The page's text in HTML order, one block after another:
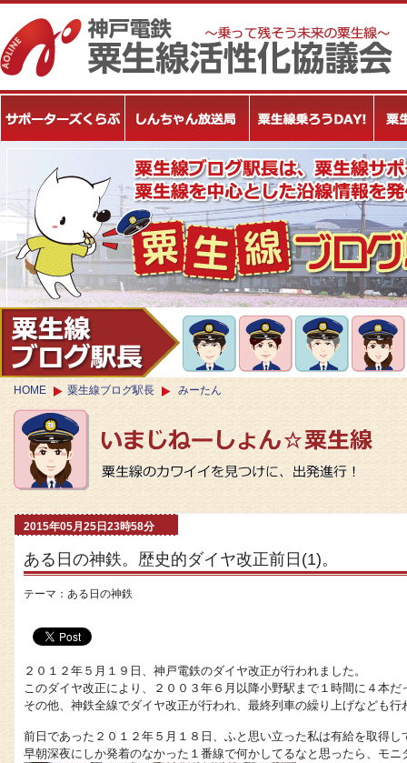
HOME 粟生線ブログ駅長 みーたん
2015年05月25日23時58分
ある日の神鉄。歴史的ダイヤ改正前日(1)。
テーマ： ある日の神鉄
２０１２年５月１９日、神戸電鉄のダイヤ改正が行われました。
このダイヤ改正により、２００３年６月以降小野駅まで１時間に４本
その他、神鉄全線でダイヤ改正が行われ、最終列車の繰り上げなども行
前日であった２０１２年５月１８日、ふと思い立った私は有給を取得
早朝深夜にしか発着のなかった１番線で何かしてるなと思ったら、モ